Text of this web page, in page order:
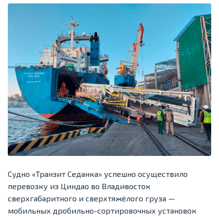
Судно «Транзит Седанка» успешно осуществило
перевозку из Циндао во Владивосток
сверхгабаритного и сверхтяжёлого груза —
мобильных дробильно-сортировочных установок